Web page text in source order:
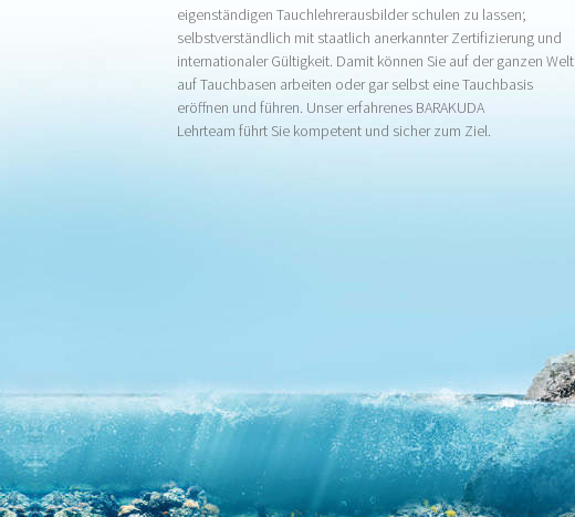
eigenständigen Tauchlehrerausbilder schulen zu lassen;
selbstverständlich mit staatlich anerkannter Zertifizierung und
internationaler Gültigkeit. Damit können Sie auf der ganzen Welt
auf Tauchbasen arbeiten oder gar selbst eine Tauchbasis
eröffnen und führen. Unser erfahrenes BARAKUDA
Lehrteam führt Sie kompetent und sicher zum Ziel.